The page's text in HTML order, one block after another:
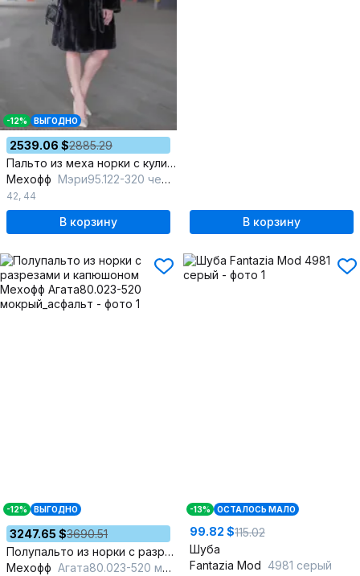
-12% ВЫГОДНО
2539.06 $2885.29
Пальто из меха норки с кулиской, разрезами и воротником на пуговицах
Мехофф Мэри95.122-320 черный
42, 44
В корзину В корзину
-12% ВЫГОДНО
3247.65 $3690.51
Полупальто из норки с разрезами и капюшоном
Мехофф Агата80.023-520 мокрый_асфальт
-13% ОСТАЛОСЬ МАЛО
99.82 $115.02
Шуба
Fantazia Mod 4981 серый